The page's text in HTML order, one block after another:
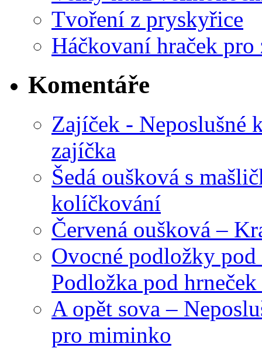
Tvoření z pryskyřice
Háčkovaní hraček pro
Komentáře
Zajíček - Neposlušné
zajíčka
Šedá oušková s
kolíčkování
Červená oušková –
Ovocné podložky
Podložka pod
A opět sova –
pro miminko